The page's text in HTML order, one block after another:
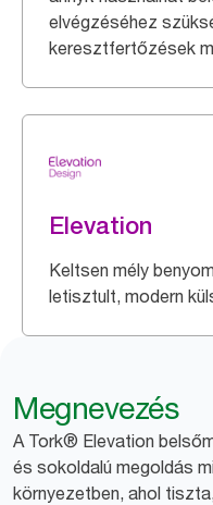
elvégzéséhez
keresztfertőzések
Elevation
Keltsen mély
letisztult, modern
Megnevezés
A Tork® Elevation
és sokoldalú megoldás
környezetben, ahol